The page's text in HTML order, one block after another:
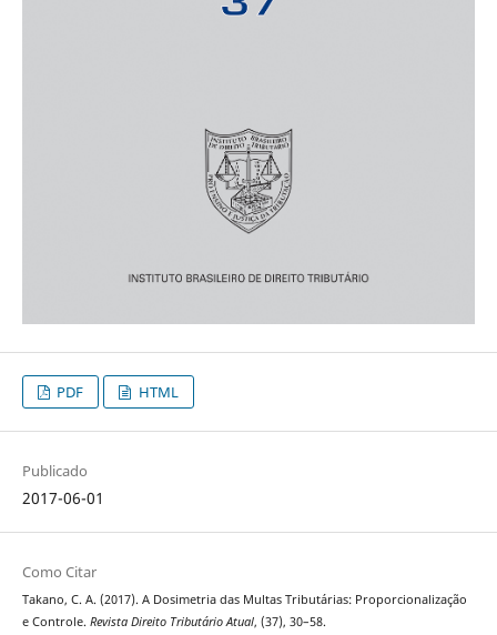
PDF HTML
Publicado
2017-06-01
Como Citar
Takano, C. A. (2017). A Dosimetria das Multas Tributárias: Proporcionalização
e Controle. Revista Direito Tributário Atual, (37), 30–58.